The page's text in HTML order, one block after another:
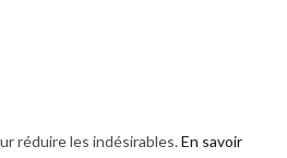
réduire les indésirables.En savoir